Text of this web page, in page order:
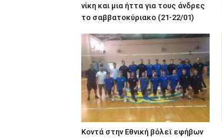
νίκη και μια ήττα για τους άνδρες
το σαββατοκύριακο (21-22/01)
Κοντά στην Εθνική βόλεϊ εφήβων